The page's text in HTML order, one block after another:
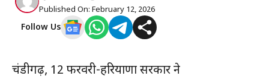
Published On: February 12, 2026
Follow Us
चंडीगढ़, 12 फरवरी-हरियाणा सरकार ने